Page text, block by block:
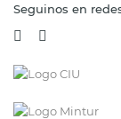
Seguinos en